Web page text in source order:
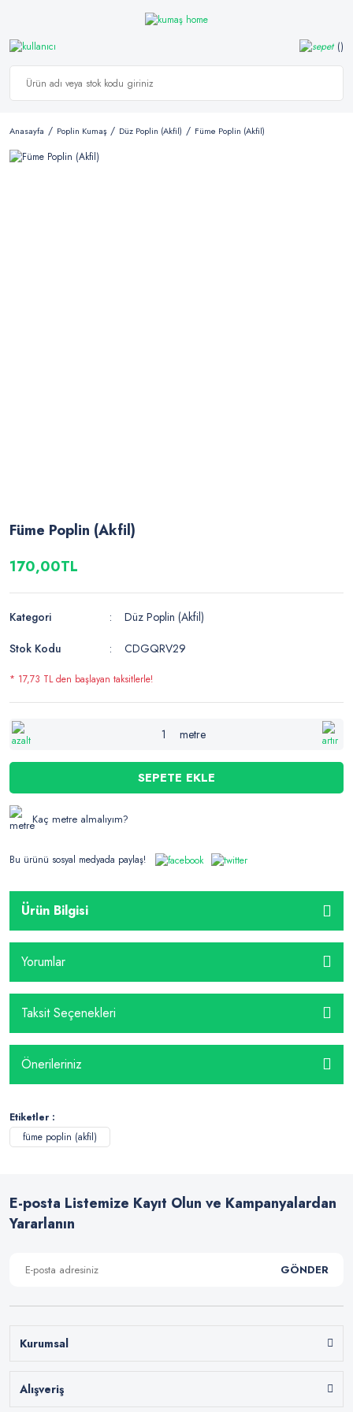
Anasayfa Poplin Kumaş Düz Poplin (Akfil) Füme Poplin (Akfil)
Füme Poplin (Akfil)
170,00TL
Kategori
Düz Poplin (Akfil)
Stok Kodu
CDGQRV29
* 17,73 TL den başlayan taksitlerle!
metre
SEPETE EKLE
Kaç metre almalıyım?
Bu ürünü sosyal medyada paylaş!
Ürün Bilgisi
Yorumlar
Taksit Seçenekleri
Önerileriniz
Etiketler :
füme poplin (akfil)
E-posta Listemize Kayıt Olun ve Kampanyalardan
Yararlanın
GÖNDER
Kurumsal
Alışveriş